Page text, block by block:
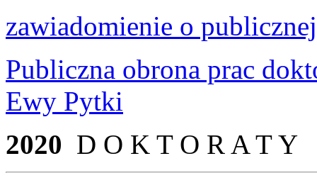
zawiadomienie o
Publiczna obrona prac
Ewy Pytki
2020 D O K T O R A T Y